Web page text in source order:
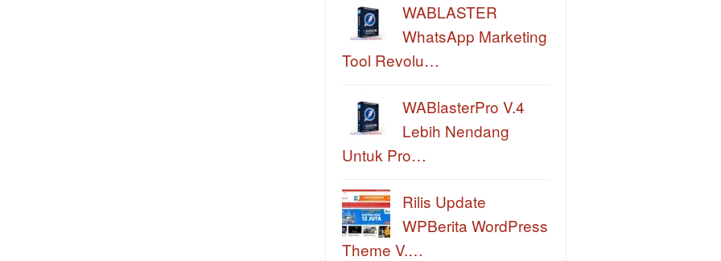
WABLASTER
WhatsApp Marketing
Tool Revolu…
WABlasterPro V.4
Lebih Nendang
Untuk Pro…
Rilis Update
WPBerita WordPress
Theme V.…